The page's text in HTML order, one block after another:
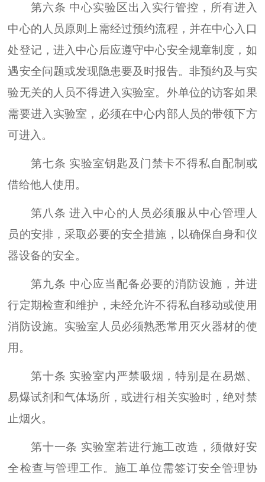
第六条 中心实验区出入实行管控，所有进入
中心的人员原则上需经过预约流程，并在中心入口
处登记，进入中心后应遵守中心安全规章制度，如
遇安全问题或发现隐患要及时报告。非预约及与实
验无关的人员不得进入实验室。外单位的访客如果
需要进入实验室，必须在中心内部人员的带领下方
可进入。
第七条 实验室钥匙及门禁卡不得私自配制或
借给他人使用。
第八条 进入中心的人员必须服从中心管理人
员的安排，采取必要的安全措施，以确保自身和仪
器设备的安全。
第九条 中心应当配备必要的消防设施，并进
行定期检查和维护，未经允许不得私自移动或使用
消防设施。实验室人员必须熟悉常用灭火器材的使
用。
第十条 实验室内严禁吸烟，特别是在易燃、
易爆试剂和气体场所，或进行相关实验时，绝对禁
止烟火。
第十一条 实验室若进行施工改造，须做好安
全检查与管理工作。施工单位需签订安全管理协